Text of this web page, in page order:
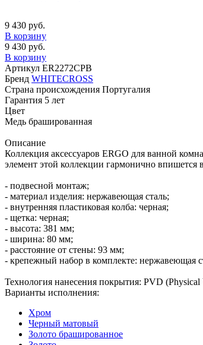
9 430 руб.
В корзину
9 430 руб.
В корзину
Артикул ER2272CPB
Бренд WHITECROSS
Страна происхождения Португалия
Гарантия 5 лет
Цвет
Медь брашированная
Описание
Коллекция аксессуаров ERGO для ванной
элемент этой коллекции гармонично впишется
- подвесной монтаж;
- материал изделия: нержавеющая сталь;
- внутренняя пластиковая колба: черная;
- щетка: черная;
- высота: 381 мм;
- ширина: 80 мм;
- расстояние от стены: 93 мм;
- крепежный набор в комплекте: нержавеющая
Технология нанесения покрытия: PVD (Physical
Варианты исполнения:
Хром
Черный матовый
Золото брашированное